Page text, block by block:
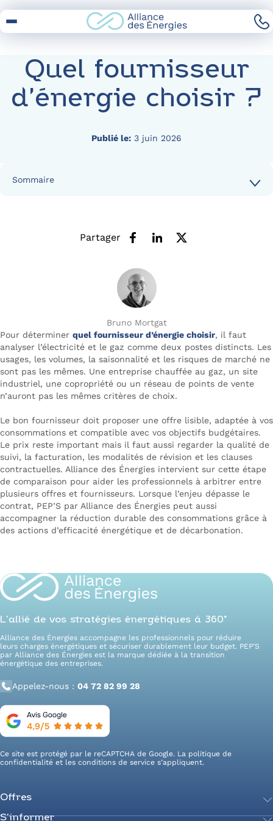
to
Quel fournisseur
d’énergie choisir ?
Publié le: 3 juin 2026
Sommaire
Partager
Bruno Mortgat
Pour déterminer quel fournisseur d’énergie choisir, il faut
analyser l’électricité et le gaz comme deux postes distincts. Les
usages, les volumes, la saisonnalité et les risques de marché ne
sont pas les mêmes. Une entreprise chauffée au gaz, un site
industriel, une copropriété ou un réseau de points de vente
n’auront pas les mêmes critères de choix.
Le bon fournisseur doit proposer une offre lisible, adaptée à vos
consommations et compatible avec vos objectifs budgétaires.
Le prix reste important mais il faut aussi regarder la qualité de
suivi, la facturation, les modalités de révision et les clauses
contractuelles. Alliance des Énergies intervient sur cette étape
de comparaison pour aider les professionnels à arbitrer entre
plusieurs offres et fournisseurs. Lorsque l’enjeu dépasse le
contrat, PEP’S par Alliance des Énergies peut aussi
accompagner la réduction durable des consommations grâce à
des actions d’efficacité énergétique et de décarbonation.
L’allié de vos stratégies énergétiques à 360°
Alliance des Énergies accompagne les professionnels pour réduire
leurs charges énergétiques et sécuriser durablement leur budget. PEP’S
par Alliance des Énergies est la marque dédiée à la transition
énergétique des entreprises.
Appelez-nous : 04 72 82 99 28
Ce site est protégé par le reCAPTCHA de Google. La politique de
confidentialité et les conditions de service s’appliquent.
Offres
Achetez votre énergie
S’informer